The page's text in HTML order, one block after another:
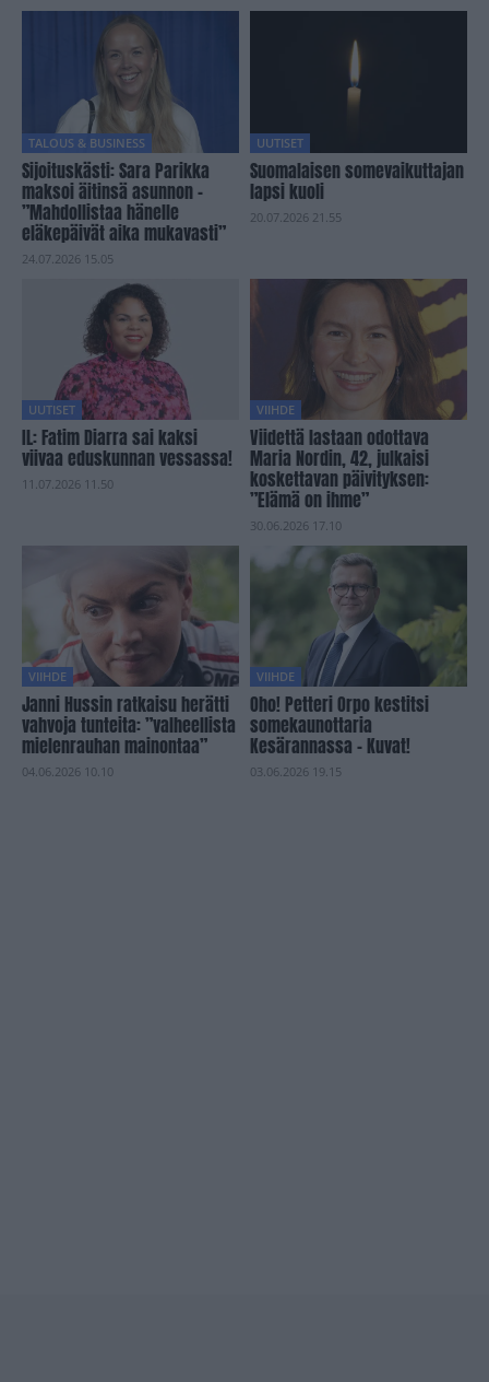
TALOUS & BUSINESS
Sijoituskästi: Sara Parikka
maksoi äitinsä asunnon –
”Mahdollistaa hänelle
eläkepäivät aika mukavasti”
24.07.2026 15.05
UUTISET
Suomalaisen somevaikuttajan
lapsi kuoli
20.07.2026 21.55
UUTISET
IL: Fatim Diarra sai kaksi
viivaa eduskunnan vessassa!
11.07.2026 11.50
VIIHDE
Viidettä lastaan odottava
Maria Nordin, 42, julkaisi
koskettavan päivityksen:
”Elämä on ihme”
30.06.2026 17.10
VIIHDE
Janni Hussin ratkaisu herätti
vahvoja tunteita: ”valheellista
mielenrauhan mainontaa”
04.06.2026 10.10
VIIHDE
Oho! Petteri Orpo kestitsi
somekaunottaria
Kesärannassa – Kuvat!
03.06.2026 19.15